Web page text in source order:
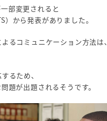
部変更されると
から発表がありました。
るコミュニケーション方法は、
るため、
題が出題されるそうです。